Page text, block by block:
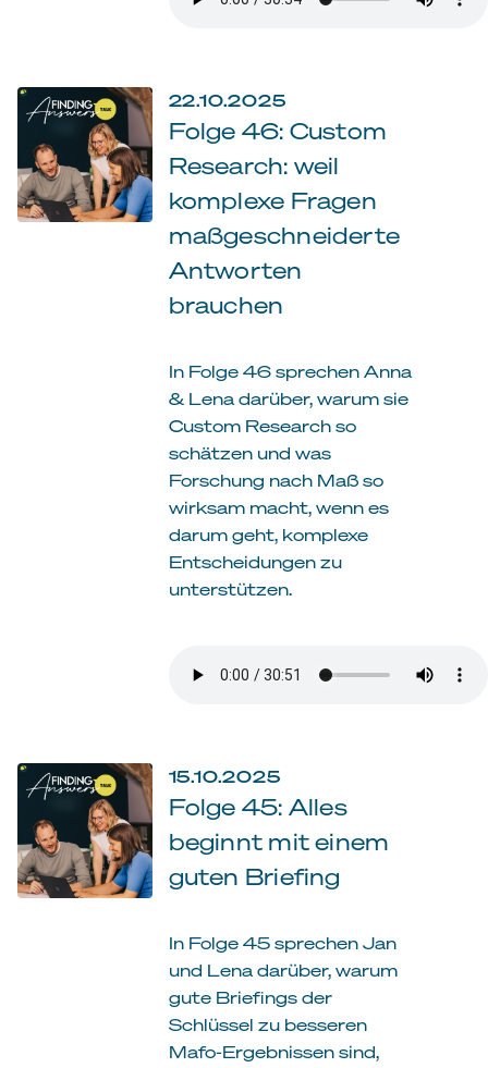
22.10.2025
Folge 46: Custom
Research: weil
komplexe Fragen
maßgeschneiderte
Antworten
brauchen
In Folge 46 sprechen Anna
& Lena darüber, warum sie
Custom Research so
schätzen und was
Forschung nach Maß so
wirksam macht, wenn es
darum geht, komplexe
Entscheidungen zu
unterstützen.
15.10.2025
Folge 45: Alles
beginnt mit einem
guten Briefing
In Folge 45 sprechen Jan
und Lena darüber, warum
gute Briefings der
Schlüssel zu besseren
Mafo-Ergebnissen sind,